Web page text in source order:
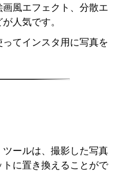
風エフェクト、分散エ
人気です。
てインスタ用に写真を
ツールは、撮影した写真
に置き換えることがで